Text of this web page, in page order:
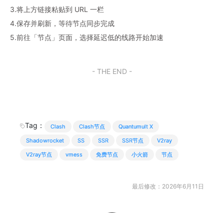
3.将上方链接粘贴到 URL 一栏
4.保存并刷新，等待节点同步完成
5.前往「节点」页面，选择延迟低的线路开始加速
- THE END -
Tag： Clash Clash节点
Quantumult X
Shadowrocket
SS SSR SSR节点
V2ray
V2ray节点
vmess 免费节点 小火箭 节点
最后修改：2026年6月11日